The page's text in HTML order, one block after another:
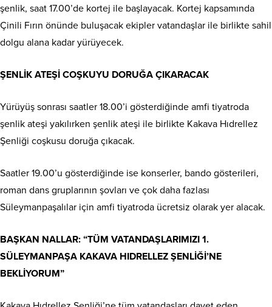
şenlik, saat 17.00’de kortej ile başlayacak. Kortej kapsamında
Çinili Fırın önünde buluşacak ekipler vatandaşlar ile birlikte sahil
dolgu alana kadar yürüyecek.
ŞENLİK ATEŞİ COŞKUYU DORUĞA ÇIKARACAK
Yürüyüş sonrası saatler 18.00’i gösterdiğinde amfi tiyatroda
şenlik ateşi yakılırken şenlik ateşi ile birlikte Kakava Hıdrellez
Şenliği coşkusu doruğa çıkacak.
Saatler 19.00’u gösterdiğinde ise konserler, bando gösterileri,
roman dans gruplarının şovları ve çok daha fazlası
Süleymanpaşalılar için amfi tiyatroda ücretsiz olarak yer alacak.
BAŞKAN NALLAR: “TÜM VATANDAŞLARIMIZI 1.
SÜLEYMANPAŞA KAKAVA HIDRELLEZ ŞENLİĞİ’NE
BEKLİYORUM”